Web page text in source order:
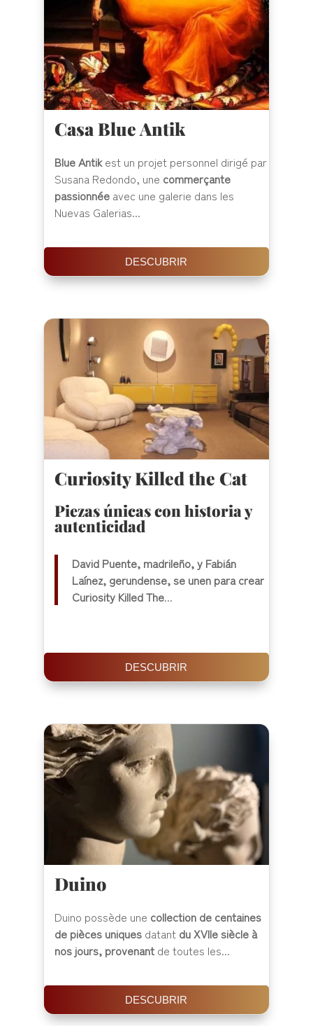
Casa Blue Antik
Blue Antikest un projet personnel dirigé par
Susana Redondo, une commerçante
passionnée avec une galerie dans les
Nuevas Galerias...
DESCUBRIR
Curiosity Killed the Cat
Piezas únicas con historia y
autenticidad
David Puente, madrileño, y Fabián
Laínez, gerundense, se unen para crear
Curiosity Killed The...
DESCUBRIR
Duino
Duino possède une collection de centaines
de pièces uniques datant du XVIIe siècle à
nos jours, provenant de toutes les...
DESCUBRIR